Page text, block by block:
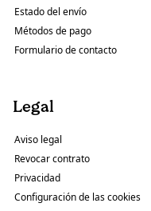
Estado del envío
Métodos de pago
Formulario de contacto
Legal
Aviso legal
Revocar contrato
Privacidad
Configuración de las cookies